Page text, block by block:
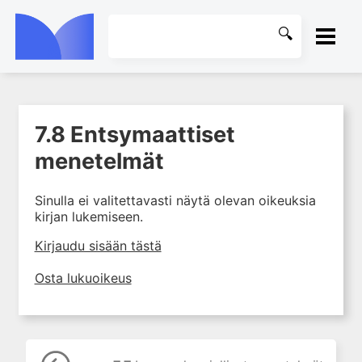
1. Laboratoriotoiminta
suomalaisessa
terveydenhuollossa
2. Preanalytiikka ja
näytteenotto
4. Raskaudenaikaiset
erityispiirteet ja keskeiset
raskaushäiriöt
5. Laboratoriolääketiede
6. Ikääntymisen ja vanhuuden
7.8 Entsymaattiset
menetelmät
Sinulla ei valitettavasti näytä olevan oikeuksia
kirjan lukemiseen.
Kirjaudu sisään tästä
Osta lukuoikeus